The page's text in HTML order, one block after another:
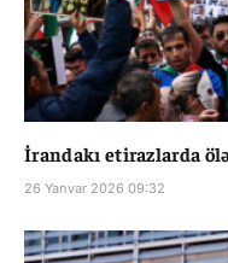
İrandakı etirazlarda
26 Yanvar 2026 09:32